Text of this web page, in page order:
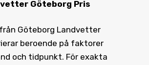
Göteborg Pris
Göteborg Landvetter
beroende på faktorer
och tidpunkt. För exakta